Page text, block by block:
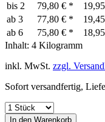
bis 2 79,80 € *
ab 3 77,80 € *
ab 6 75,80 € *
Inhalt: 4 Kilogramm
inkl. MwSt. zzgl.
Sofort versandfertig,
In den Warenkorb